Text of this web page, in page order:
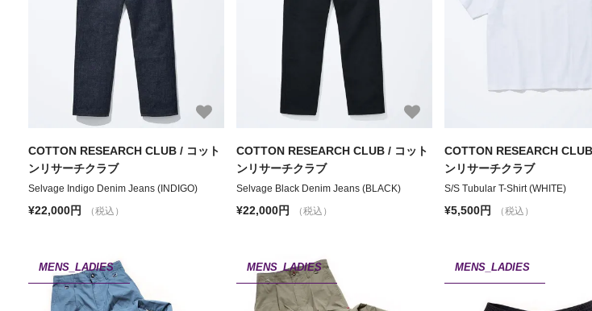
COTTON RESEARCH CLUB / コット
ンリサーチクラブ
Selvage Indigo Denim Jeans (INDIGO)
¥22,000円 （税込）
COTTON RESEARCH CLUB / コット
ンリサーチクラブ
Selvage Black Denim Jeans (BLACK)
¥22,000円 （税込）
COTTON RESEARCH
ンリサーチクラブ
S/S Tubular T-Shirt (WHITE)
¥5,500円 （税込）
MENS_LADIES MENS_LADIES MENS_LADIES